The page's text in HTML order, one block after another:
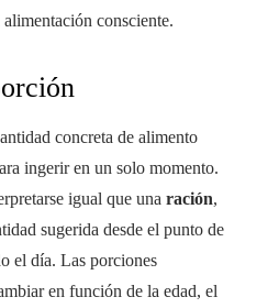
alimentación consciente.
concreta de alimento
ingerir en un solo momento.
igual que una ración,
sugerida desde el punto de
el día. Las porciones
en función de la edad, el